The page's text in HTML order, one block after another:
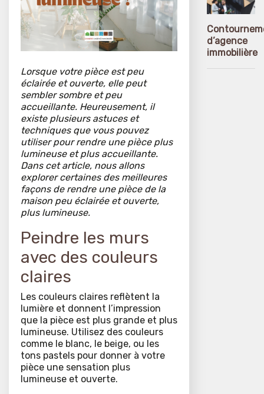
Lorsque votre pièce est peu
éclairée et ouverte, elle peut
sembler sombre et peu
accueillante. Heureusement, il
existe plusieurs astuces et
techniques que vous pouvez
utiliser pour rendre une pièce plus
lumineuse et plus accueillante.
Dans cet article, nous allons
explorer certaines des meilleures
façons de rendre une pièce de la
maison peu éclairée et ouverte,
plus lumineuse.
Peindre les murs
avec des couleurs
claires
Les couleurs claires reflètent la
lumière et donnent l’impression
que la pièce est plus grande et plus
lumineuse. Utilisez des couleurs
comme le blanc, le beige, ou les
tons pastels pour donner à votre
pièce une sensation plus
lumineuse et ouverte.
d’agence
immobilière